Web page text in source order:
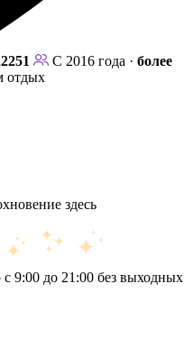
С 2016 года · более
отдых
здесь
9:00 до 21:00 без выходных